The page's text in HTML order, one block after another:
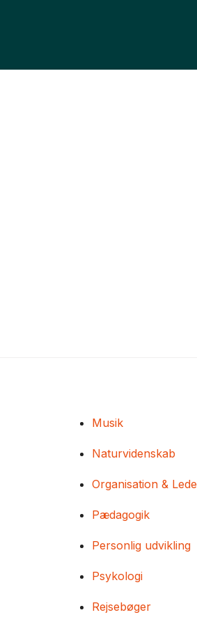
Musik
Naturvidenskab
Organisation &
Pædagogik
Personlig udvikling
Psykologi
Rejsebøger